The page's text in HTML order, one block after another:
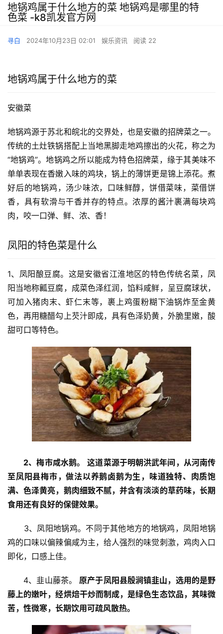
地锅鸡属于什么地方的菜 地锅鸡是哪里的特
色菜 -k8凯发官方网
寻白 2024年10月23日 02:01 娱乐资讯 阅读 22
地锅鸡属于什么地方的菜
安徽菜
地锅鸡源于苏北和皖北的交界处，也是安徽的招牌菜之一。
传统的土灶铁锅搭配上当地黑脚走地鸡擦出的火花，称之为
“地锅鸡”。地锅鸡之所以能成为特色招牌菜，缘于其美味不
单单表现在香嫩入味的鸡块，锅上的薄饼更是锦上添花。煮
好后的地锅鸡，汤少味浓，口味鲜醇，饼借菜味，菜借饼
香，具有软滑与干香并存的特点。浓厚的酱汁裹满每块鸡
肉，咬一口弹、鲜、浓、香！
凤阳的特色菜是什么
1、凤阳酿豆腐。这是安徽省江淮地区的特色传统名菜，凤
阳当地称瓤豆腐，成菜色泽红润，馅料咸鲜，呈豆腐球状，
可加入猪肉末、虾仁末等，裹上鸡蛋粉糊下油锅炸至金黄
色，再用糖醋勾上芡汁即成，具有色泽奶黄，外脆里嫩，酸
甜可口等特色。
2、梅市咸水鹅。
这道菜源于明朝洪武年间，从河南传
至凤阳县梅市，做法以养鹅卤鹅为生，味道独特、肉质饱
满、色泽黄亮，鹅肉细致不腻，并含有淡淡的草药味，长期
食用还有良好的保健效果。
3、凤阳地锅鸡。不同于其他地方的地锅鸡，凤阳地锅
鸡的口味以偏辣偏咸为主，给人强烈的味觉刺激，鸡肉入口
即化，口感上佳。
4、韭山藤茶。 原产于凤阳县殷涧镇韭山，选用的是野
藤上的嫩叶，经烘焙干炒而制成，是绿色生态饮品，其味微
苦，性微寒，长期饮用可疏风散热。